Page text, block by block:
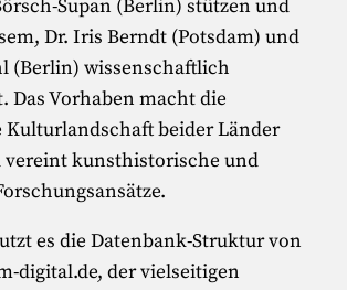
Supan (Berlin) stützen und
Dr. Iris Berndt (Potsdam) und
(Berlin) wissenschaftlich
Das Vorhaben macht die
Kulturlandschaft beider Länder
vereint kunsthistorische und
es die Datenbank-Struktur von
digital.de, der vielseitigen